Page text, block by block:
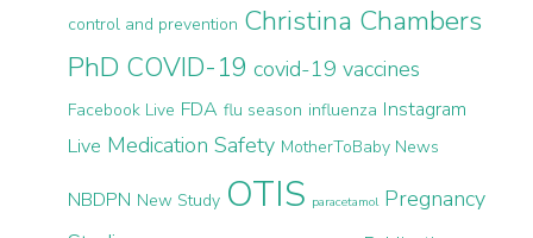
control and prevention Christina Chambers
PhD COVID-19 covid-19 vaccines
Facebook Live FDA flu season influenza Instagram
Live Medication Safety MotherToBaby News
NBDPN New Study OTIS paracetamol Pregnancy